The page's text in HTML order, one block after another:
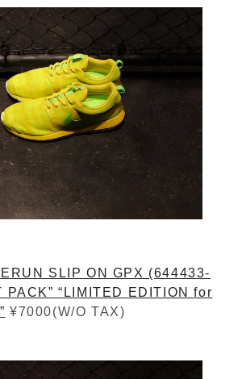
SLIP ON GPX (644433-
PACK” “LIMITED EDITION for
¥7000(W/O TAX)